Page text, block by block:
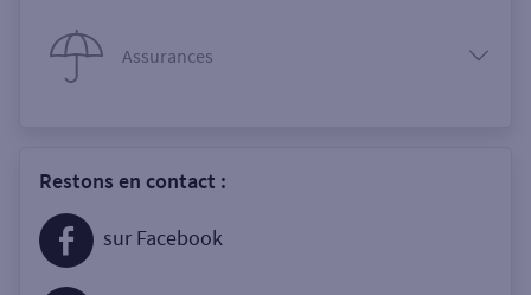
Assurances
Restons en contact :
sur Facebook